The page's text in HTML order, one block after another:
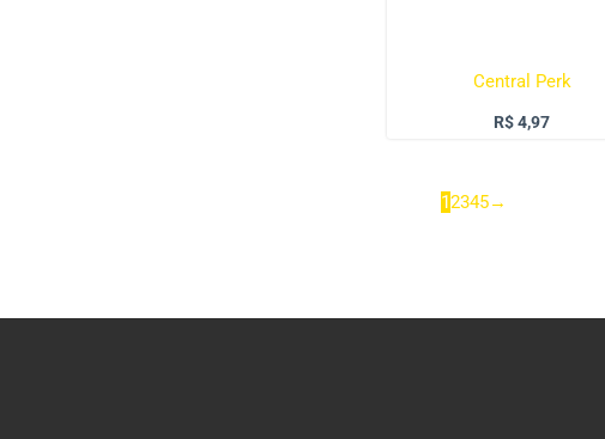
Central Perk
R$4,97
12345→